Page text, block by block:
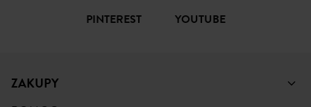
PINTEREST YOUTUBE
ZAKUPY